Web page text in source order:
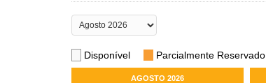
Disponível Parcialmente Reservado
AGOSTO 2026